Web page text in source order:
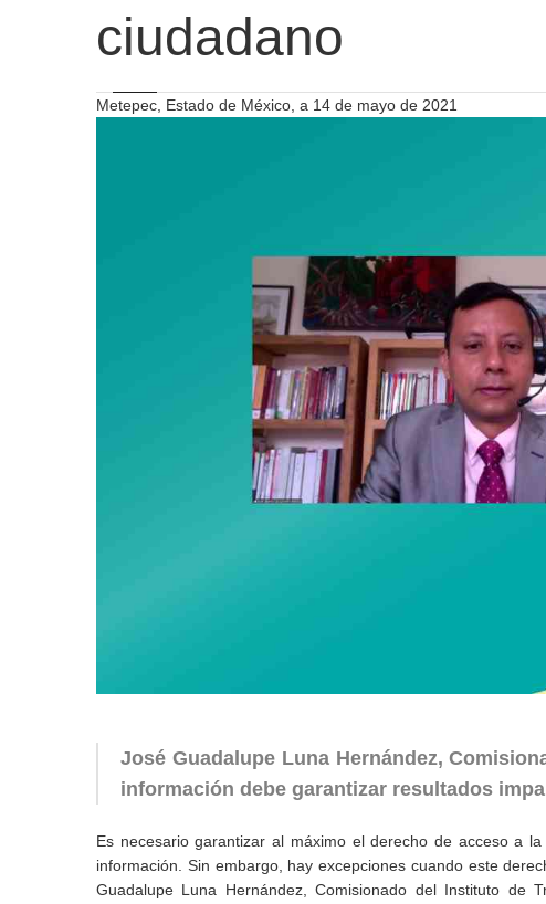
ciudadano
Metepec, Estado de México, a 14 de mayo de 2021
José Guadalupe Luna Hernández,
información debe garantizar resultados
Es necesario garantizar al máximo el derecho de acceso a
información. Sin embargo, hay excepciones cuando este
Guadalupe Luna Hernández, Comisionado del Instituto de